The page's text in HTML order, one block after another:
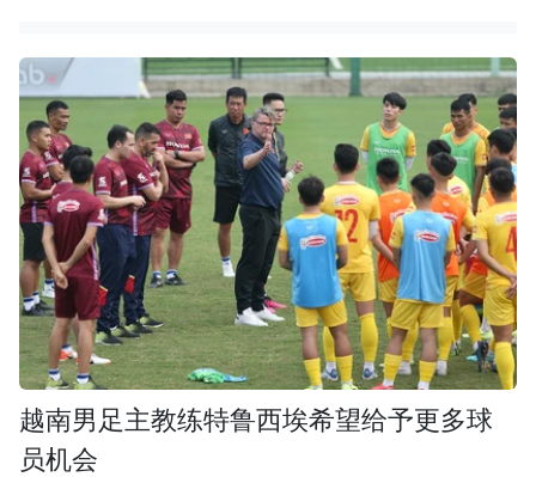
越南男足主教练特鲁西埃希望给予更多球
员机会